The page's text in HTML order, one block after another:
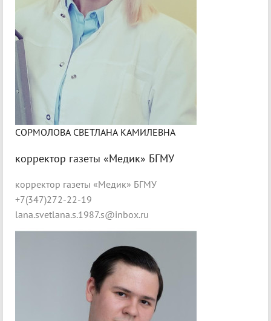
СОРМОЛОВА СВЕТЛАНА КАМИЛЕВНА
корректор газеты «Медик» БГМУ
корректор газеты «Медик» БГМУ
+7(347)272-22-19
lana.svetlana.s.1987.s@inbox.ru